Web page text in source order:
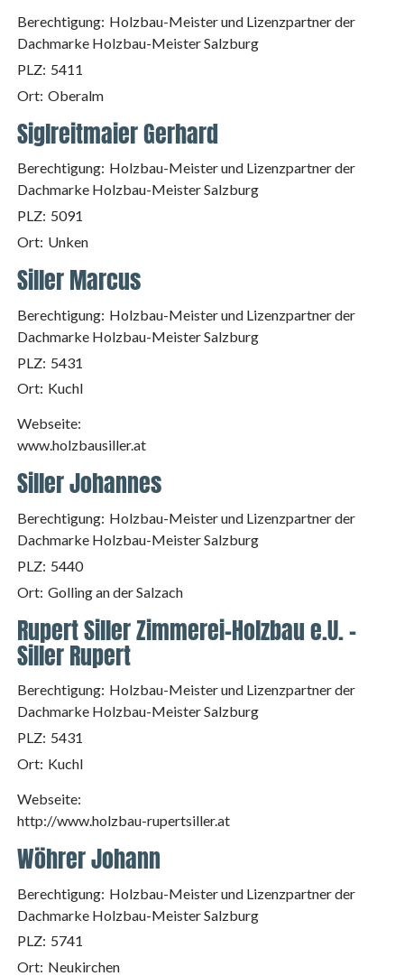
Berechtigung: Holzbau-Meister und Lizenzpartner der
Dachmarke Holzbau-Meister Salzburg
PLZ: 5411
Ort: Oberalm
Siglreitmaier Gerhard
Berechtigung: Holzbau-Meister und Lizenzpartner der
Dachmarke Holzbau-Meister Salzburg
PLZ: 5091
Ort: Unken
Siller Marcus
Berechtigung: Holzbau-Meister und Lizenzpartner der
Dachmarke Holzbau-Meister Salzburg
PLZ: 5431
Ort: Kuchl
Webseite:
www.holzbausiller.at
Siller Johannes
Berechtigung: Holzbau-Meister und Lizenzpartner der
Dachmarke Holzbau-Meister Salzburg
PLZ: 5440
Ort: Golling an der Salzach
Rupert Siller Zimmerei-Holzbau e.U. -
Siller Rupert
Berechtigung: Holzbau-Meister und Lizenzpartner der
Dachmarke Holzbau-Meister Salzburg
PLZ: 5431
Ort: Kuchl
Webseite:
http://www.holzbau-rupertsiller.at
Wöhrer Johann
Berechtigung: Holzbau-Meister und Lizenzpartner der
Dachmarke Holzbau-Meister Salzburg
PLZ: 5741
Ort: Neukirchen